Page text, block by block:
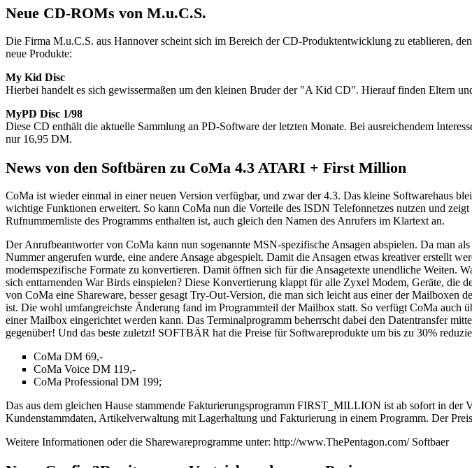
Neue CD-ROMs von M.u.C.S.
Die Firma M.u.C.S. aus Hannover scheint sich im Bereich der CD-Produktentwicklung zu etablieren,
neue Produkte:
My Kid Disc
Hierbei handelt es sich gewissermaßen um den kleinen Bruder der "A Kid CD". Hierauf finden Eltern
MyPD Disc 1/98
Diese CD enthält die aktuelle Sammlung an PD-Software der letzten Monate. Bei ausreichendem
nur 16,95 DM.
News von den Softbären zu CoMa 4.3 ATARI + First Million
CoMa ist wieder einmal in einer neuen Version verfügbar, und zwar der 4.3. Das kleine Softwarehaus
wichtige Funktionen erweitert. So kann CoMa nun die Vorteile des ISDN Telefonnetzes nutzen und
Rufnummernliste des Programms enthalten ist, auch gleich den Namen des Anrufers im Klartext an.
Der Anrufbeantworter von CoMa kann nun sogenannte MSN-spezifische Ansagen abspielen. Da man
Nummer angerufen wurde, eine andere Ansage abgespielt. Damit die Ansagen etwas kreativer erstellt
modemspezifische Formate zu konvertieren. Damit öffnen sich für die Ansagetexte unendliche Weiten.
sich enttarnenden War Birds einspielen? Diese Konvertierung klappt für alle Zyxel Modem, Geräte,
von CoMa eine Shareware, besser gesagt Try-Out-Version, die man sich leicht aus einer der Mailboxen
ist. Die wohl umfangreichste Änderung fand im Programmteil der Mailbox statt. So verfügt CoMa auch
einer Mailbox eingerichtet werden kann. Das Terminalprogramm beherrscht dabei den Datentransfer
gegenüber! Und das beste zuletzt! SOFTBÄR hat die Preise für Softwareprodukte um bis zu 30%
CoMa DM 69,-
CoMa Voice DM 119,-
CoMa Professional DM 199;
Das aus dem gleichen Hause stammende Fakturierungsprogramm FIRST_MILLION ist ab sofort in
Kundenstammdaten, Artikelverwaltung mit Lagerhaltung und Fakturierung in einem Programm. Der
Weitere Informationen oder die Sharewareprogramme unter: http://www.ThePentagon.com/ Softbaer